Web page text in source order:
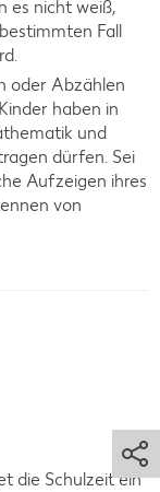
es nicht weiß,
Fall
oder Abzählen
haben in
und
dürfen. Sei
Aufzeigen ihres
von
die Schulzeit ein